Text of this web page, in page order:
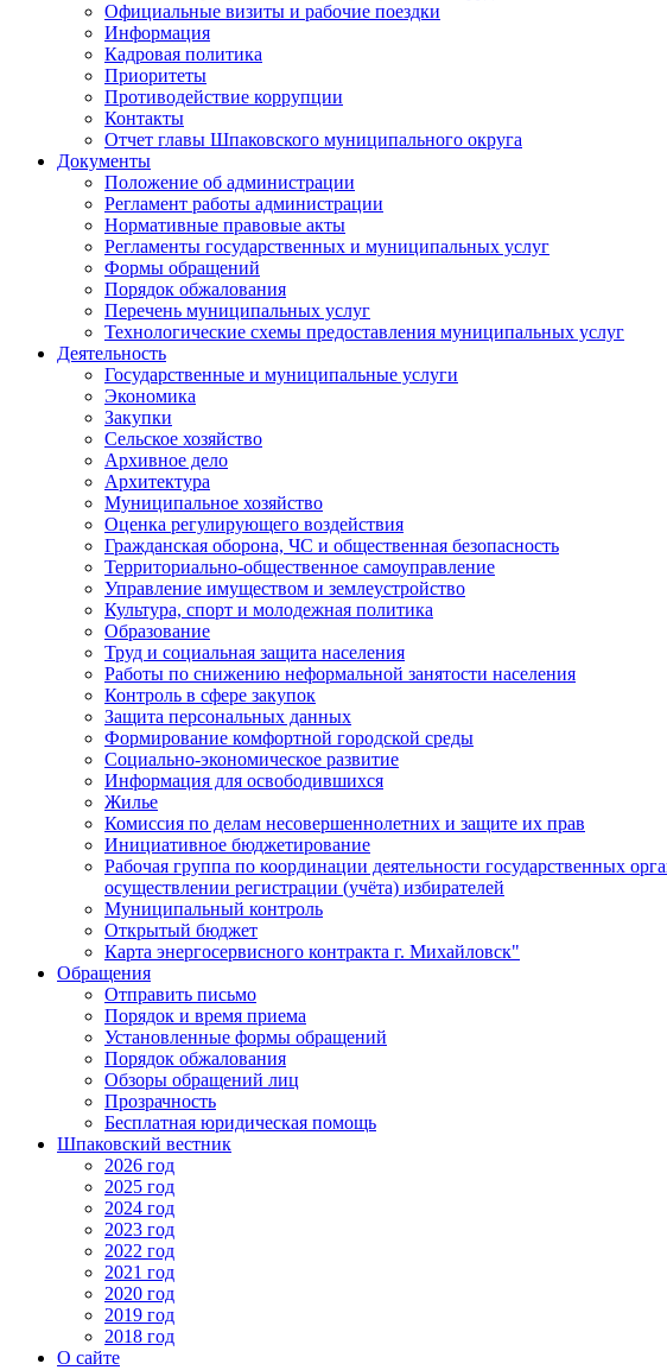
Официальные визиты и рабочие поездки
Информация
Кадровая политика
Приоритеты
Противодействие коррупции
Контакты
Отчет главы Шпаковского муниципального округа
Документы
Положение об администрации
Регламент работы администрации
Нормативные правовые акты
Регламенты государственных и муниципальных услуг
Формы обращений
Порядок обжалования
Перечень муниципальных услуг
Технологические схемы предоставления муниципальных услуг
Деятельность
Государственные и муниципальные услуги
Экономика
Закупки
Сельское хозяйство
Архивное дело
Архитектура
Муниципальное хозяйство
Оценка регулирующего воздействия
Гражданская оборона, ЧС и общественная безопасность
Территориально-общественное самоуправление
Управление имуществом и землеустройство
Культура, спорт и молодежная политика
Образование
Труд и социальная защита населения
Работы по снижению неформальной занятости населения
Контроль в сфере закупок
Защита персональных данных
Формирование комфортной городской среды
Социально-экономическое развитие
Информация для освободившихся
Жилье
Комиссия по делам несовершеннолетних и защите их прав
Инициативное бюджетирование
Рабочая группа по координации деятельности государственных
осуществлении регистрации (учёта) избирателей
Муниципальный контроль
Открытый бюджет
Карта энергосервисного контракта г. Михайловск"
Обращения
Отправить письмо
Порядок и время приема
Установленные формы обращений
Порядок обжалования
Обзоры обращений лиц
Прозрачность
Бесплатная юридическая помощь
Шпаковский вестник
2026 год
2025 год
2024 год
2023 год
2022 год
2021 год
2020 год
2019 год
2018 год
О сайте